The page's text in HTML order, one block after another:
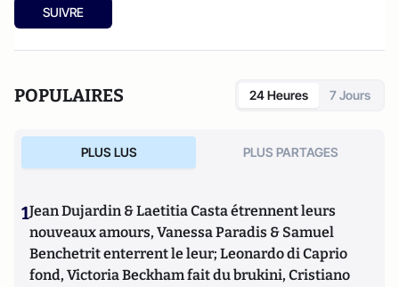
SUIVRE
POPULAIRES 24 Heures 7 Jours
PLUS LUS PLUS PARTAGES
1Jean Dujardin & Laetitia Casta étrennent leurs
nouveaux amours, Vanessa Paradis & Samuel
Benchetrit enterrent le leur; Leonardo di Caprio
fond, Victoria Beckham fait du brukini, Cristiano